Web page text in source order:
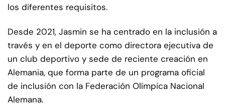
los diferentes requisitos.
Desde 2021, Jasmin se ha centrado en la inclusión a
través y en el deporte como directora ejecutiva de
un club deportivo y sede de reciente creación en
Alemania, que forma parte de un programa oficial
de inclusión con la Federación Olímpica Nacional
Alemana.